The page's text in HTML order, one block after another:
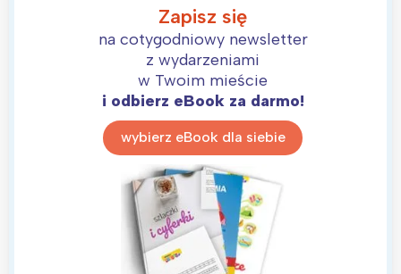
Zapisz się
na cotygodniowy newsletter
z wydarzeniami
w Twoim mieście
i odbierz eBook za darmo!
wybierz eBook dla siebie
Interesują mnie wydarzenia z